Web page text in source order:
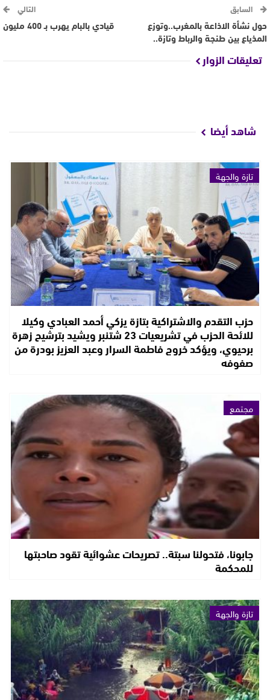
السابق
حول نشأة الاذاعة بالمغرب..وتوزع
المذياع بين طنجة والرباط وتازة..
التالي
قيادي بالبام يهرب بـ 400 مليون
تعليقات الزوار
شاهد أيضا
تازة والجهة
حزب التقدم والاشتراكية بتازة يزكي أحمد العبادي وكيلا
للائحة الحزب في تشريعيات 23 شتنبر ويشيد بترشيح زهرة
برحيوي، ويؤكد خروج فاطمة السرار وعبد العزيز بودرة من
صفوفه
مجتمع
جابونا، فتحولنا سبتة.. تصريحات عشوائية تقود صاحبتها
للمحكمة
تازة والجهة